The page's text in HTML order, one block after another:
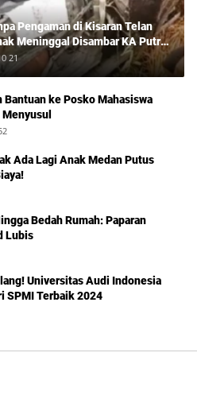
Pengaman di Kisaran Telan
Meninggal Disambar KA Putri
21
Bantuan ke Posko Mahasiswa
Ada Lagi Anak Medan Putus
Bedah Rumah: Paparan
Lubis
Universitas Audi Indonesia
SPMI Terbaik 2024